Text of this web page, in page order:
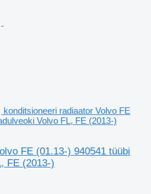
konditsioneeri radiaator Volvo FE
Volvo FL, FE (2013-)
FE (01.13-) 940541 tüübi
FE (2013-)